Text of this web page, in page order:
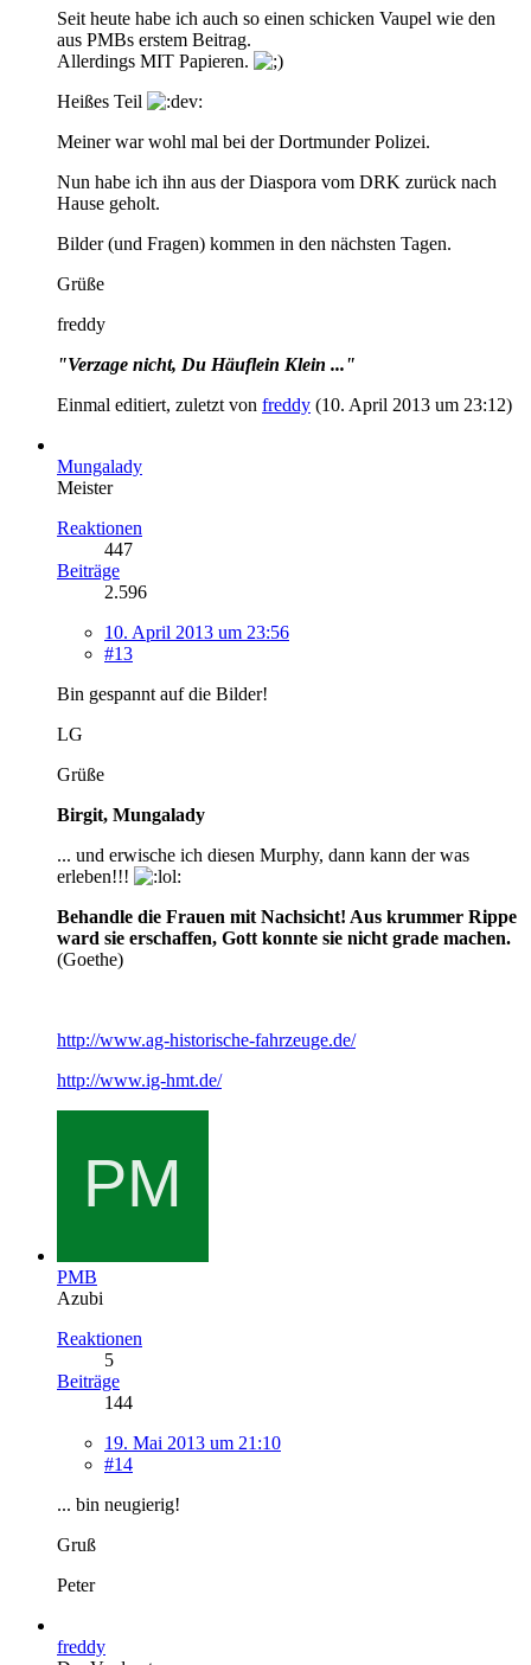
Seit heute habe ich auch so einen schicken Vaupel wie den
aus PMBs erstem Beitrag.
Allerdings MIT Papieren.
Heißes Teil
Meiner war wohl mal bei der Dortmunder Polizei.
Nun habe ich ihn aus der Diaspora vom DRK zurück nach
Hause geholt.
Bilder (und Fragen) kommen in den nächsten Tagen.
Grüße
freddy
"Verzage nicht, Du Häuflein Klein ..."
Einmal editiert, zuletzt von freddy (10. April 2013 um 23:12)
Mungalady
Meister
Reaktionen
447
Beiträge
2.596
10. April 2013 um 23:56
#13
Bin gespannt auf die Bilder!
LG
Grüße
Birgit, Mungalady
... und erwische ich diesen Murphy, dann kann der was
erleben!!!
Behandle die Frauen mit Nachsicht! Aus krummer Rippe
ward sie erschaffen, Gott konnte sie nicht grade machen.
(Goethe)
http://www.ag-historische-fahrzeuge.de/
http://www.ig-hmt.de/
PMB
Azubi
Reaktionen
5
Beiträge
144
19. Mai 2013 um 21:10
#14
... bin neugierig!
Gruß
Peter
freddy